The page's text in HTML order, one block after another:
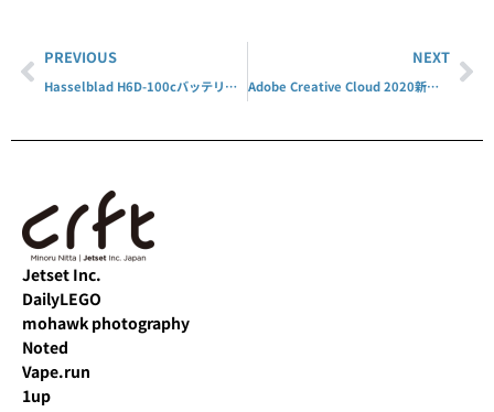
PREVIOUS
Hasselblad H6D-100cバッテリーリセット
NEXT
Adobe Creative Cloud 2020新機能
Jetset Inc.
DailyLEGO
mohawk photography
Noted
Vape.run
1up